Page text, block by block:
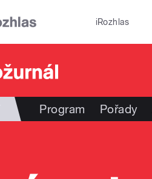
iRozhlas
Program Pořady